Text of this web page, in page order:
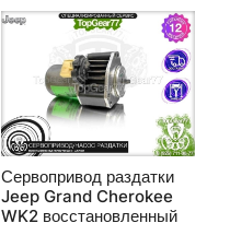
Сервопривод раздатки
Jeep Grand Cherokee
WK2 восстановленный